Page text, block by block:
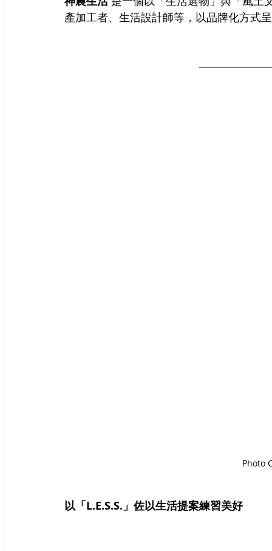
產加工者、生活設計師等，以品牌化方式
Photo
以「L.E.S.S.」佐以生活提案練習美好